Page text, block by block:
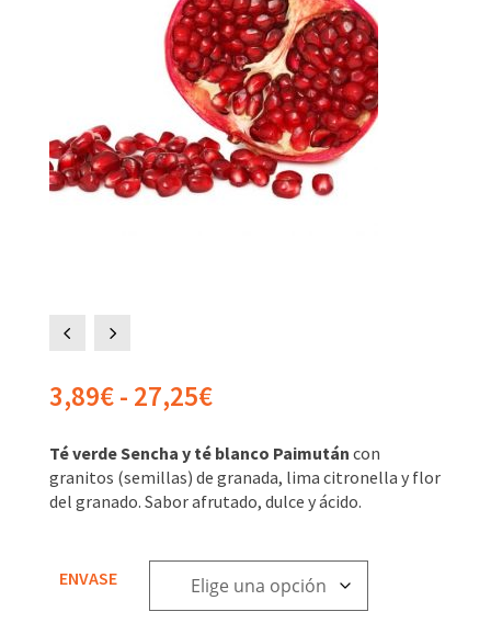
4 5
3,89€- 27,25€Rango
precios:
desde
3,89€
hasta
Té verde Sencha y té blanco Paimután con
granitos (semillas) de granada, lima citronella y flor
del granado. Sabor afrutado, dulce y ácido.
ENVASE